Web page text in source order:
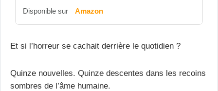
Disponible sur Amazon
Et si l’horreur se cachait derrière le quotidien ?
Quinze nouvelles. Quinze descentes dans les recoins
sombres de l’âme humaine.